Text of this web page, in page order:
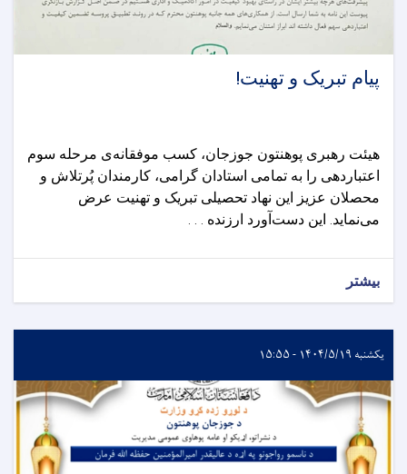
پیام تبریک و تهنیت!
هیئت رهبری پوهنتون جوزجان، کسب موفقانه‌ی مرحله سوم
اعتباردهی را به تمامی استادان گرامی، کارمندان پُرتلاش و
محصلان عزیز این نهاد تحصیلی تبریک و تهنیت عرض
می‌نماید. این دست‌آورد ارزنده . . .
بیشتر
یکشنبه ۱۴۰۴/۵/۱۹ - ۱۵:۵۵